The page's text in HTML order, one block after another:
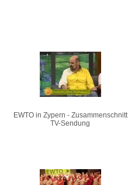
EWTO in Zypern - Zusammenschnitt
TV-Sendung